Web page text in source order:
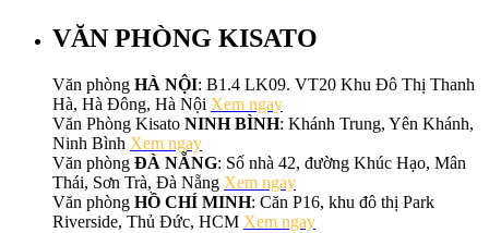
VĂN PHÒNG KISATO
Văn phòng HÀ NỘI: B1.4 LK09. VT20 Khu Đô Thị Thanh
Hà, Hà Đông, Hà Nội Xem ngay
Văn Phòng Kisato NINH BÌNH: Khánh Trung, Yên Khánh,
Ninh Bình Xem ngay
Văn phòng ĐÀ NẴNG: Số nhà 42, đường Khúc Hạo, Mân
Thái, Sơn Trà, Đà Nẵng Xem ngay
Văn phòng HỒ CHÍ MINH: Căn P16, khu đô thị Park
Riverside, Thủ Đức, HCM Xem ngay